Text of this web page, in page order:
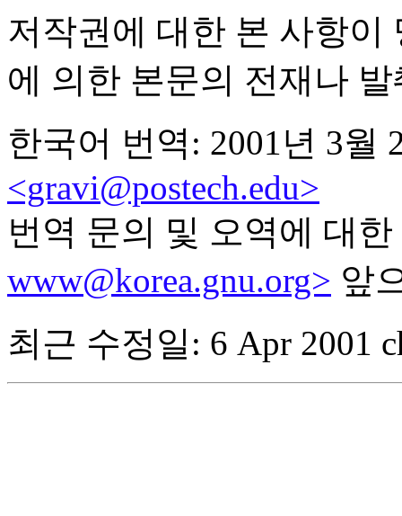
저작권에 대한 본 사항이
에 의한 본문의 전재나
한국어 번역: 2001년 3월
<gravi@postech.edu>
번역 문의 및 오역에 대
www@korea.gnu.org> 앞
최근 수정일: 6 Apr 2001